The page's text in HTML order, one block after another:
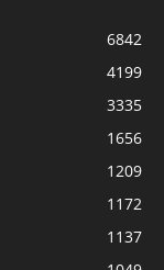
6842
4199
3335
1656
1209
1172
1137